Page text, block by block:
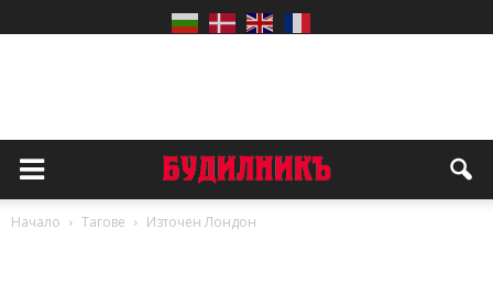
Начало Тагове Източен Лондон